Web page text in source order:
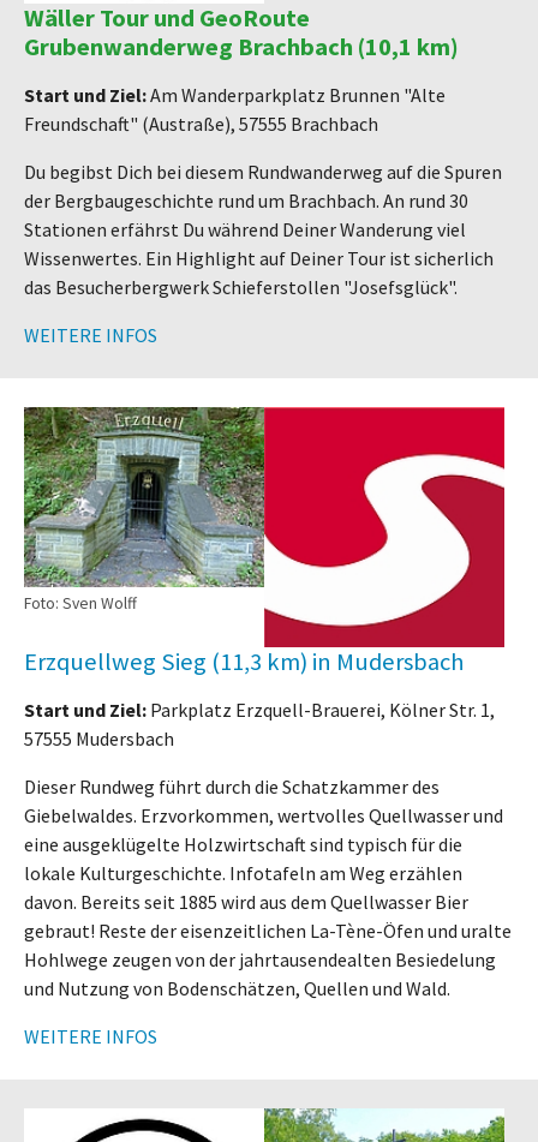
Wäller Tour und GeoRoute
Grubenwanderweg Brachbach (10,1 km)
Start und Ziel:Am Wanderparkplatz Brunnen "Alte
Freundschaft" (Austraße), 57555 Brachbach
Du begibst Dich bei diesem Rundwanderweg auf die Spuren
der Bergbaugeschichte rund um Brachbach. An rund 30
Stationen erfährst Du während Deiner Wanderung viel
Wissenwertes. Ein Highlight auf Deiner Tour ist sicherlich
das Besucherbergwerk Schieferstollen "Josefsglück".
WEITERE INFOS
Foto: Sven Wolff
Erzquellweg Sieg (11,3 km) in Mudersbach
Start und Ziel: Parkplatz Erzquell-Brauerei, Kölner Str. 1,
57555 Mudersbach
Dieser Rundweg führt durch die Schatzkammer des
Giebelwaldes. Erzvorkommen, wertvolles Quellwasser und
eine ausgeklügelte Holzwirtschaft sind typisch für die
lokale Kulturgeschichte. Infotafeln am Weg erzählen
davon. Bereits seit 1885 wird aus dem Quellwasser Bier
gebraut! Reste der eisenzeitlichen La-Tène-Öfen und uralte
Hohlwege zeugen von der jahrtausendealten Besiedelung
und Nutzung von Bodenschätzen, Quellen und Wald.
WEITERE INFOS